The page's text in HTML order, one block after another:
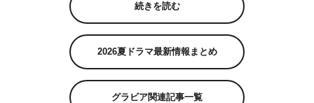
続きを読む
2026夏ドラマ最新情報まとめ
グラビア関連記事一覧